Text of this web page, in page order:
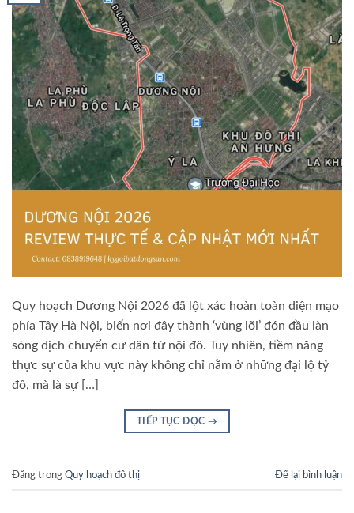
Quy hoạch Dương Nội 2026 đã lột xác hoàn toàn diện mạo
phía Tây Hà Nội, biến nơi đây thành ‘vùng lõi’ đón đầu làn
sóng dịch chuyển cư dân từ nội đô. Tuy nhiên, tiềm năng
thực sự của khu vực này không chỉ nằm ở những đại lộ tỷ
đô, mà là sự […]
TIẾP TỤC ĐỌC →
Đăng trong Quy hoạch đô thị Để lại bình luận